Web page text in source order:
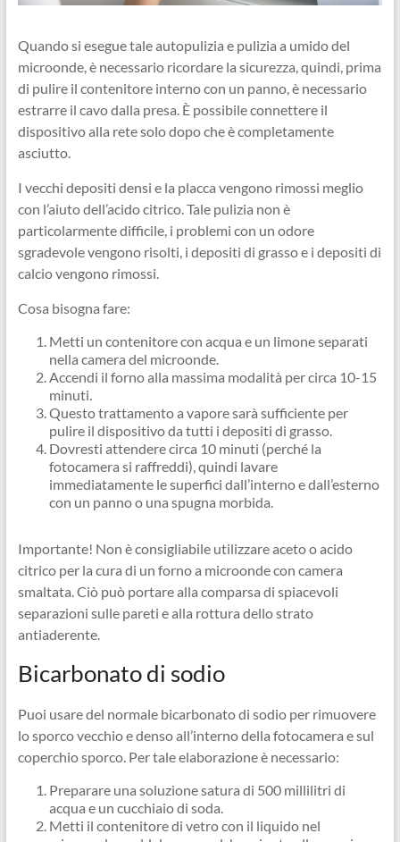
Quando si esegue tale autopulizia e pulizia a umido del
microonde, è necessario ricordare la sicurezza, quindi, prima
di pulire il contenitore interno con un panno, è necessario
estrarre il cavo dalla presa. È possibile connettere il
dispositivo alla rete solo dopo che è completamente
asciutto.
I vecchi depositi densi e la placca vengono rimossi meglio
con l’aiuto dell’acido citrico. Tale pulizia non è
particolarmente difficile, i problemi con un odore
sgradevole vengono risolti, i depositi di grasso e i depositi di
calcio vengono rimossi.
Cosa bisogna fare:
Metti un contenitore con acqua e un limone separati
nella camera del microonde.
Accendi il forno alla massima modalità per circa 10-15
minuti.
Questo trattamento a vapore sarà sufficiente per
pulire il dispositivo da tutti i depositi di grasso.
Dovresti attendere circa 10 minuti (perché la
fotocamera si raffreddi), quindi lavare
immediatamente le superfici dall’interno e dall’esterno
con un panno o una spugna morbida.
Importante! Non è consigliabile utilizzare aceto o acido
citrico per la cura di un forno a microonde con camera
smaltata. Ciò può portare alla comparsa di spiacevoli
separazioni sulle pareti e alla rottura dello strato
antiaderente.
Bicarbonato di sodio
Puoi usare del normale bicarbonato di sodio per rimuovere
lo sporco vecchio e denso all’interno della fotocamera e sul
coperchio sporco. Per tale elaborazione è necessario:
Preparare una soluzione satura di 500 millilitri di
acqua e un cucchiaio di soda.
Metti il ​​contenitore di vetro con il liquido nel